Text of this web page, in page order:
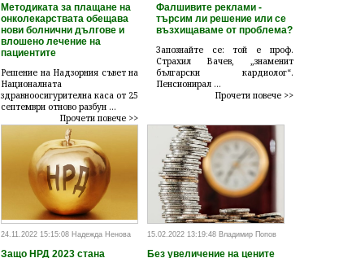
Методиката за плащане на
онколекарствата обещава
нови болнични дългове и
влошено лечение на
пациентите
Решение на Надзорния съвет на
Националната
здравноосигурителна каса от 25
септември отново разбун ...
Прочети повече >>
Фалшивите реклами -
търсим ли решение или се
възхищаваме от проблема?
Запознайте се: той е проф.
Страхил Вачев, „знаменит
български кардиолог“.
Пенсионирал ...
Прочети повече >>
24.11.2022 15:15:08 Надежда Ненова
Защо НРД 2023 стана
15.02.2022 13:19:48 Владимир Попов
Без увеличение на цените